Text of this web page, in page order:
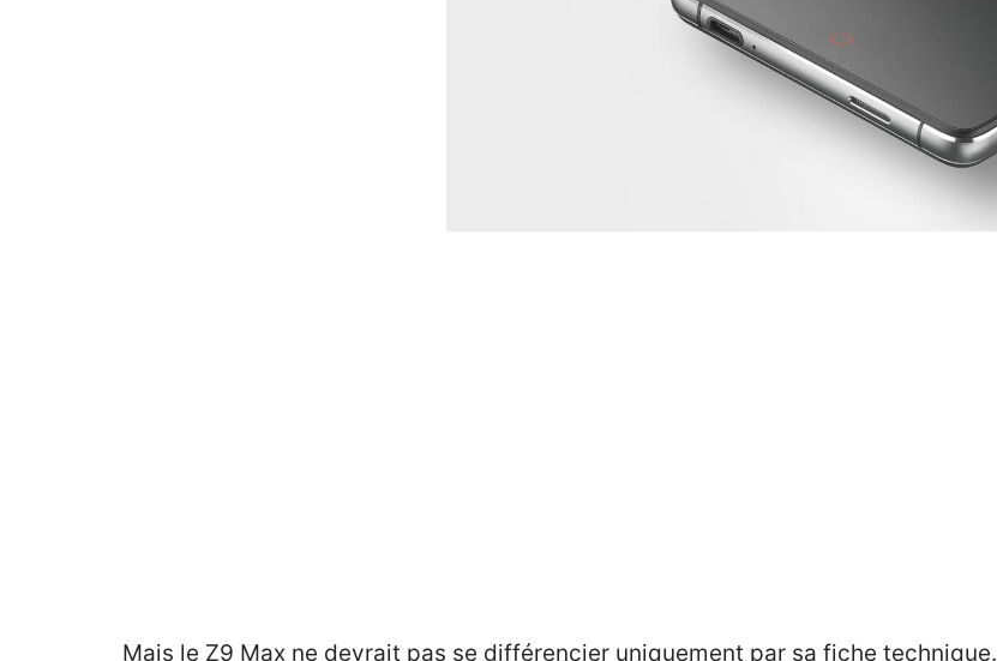
Mais le Z9 Max ne devrait pas se différencier uniquement par sa fiche technique.